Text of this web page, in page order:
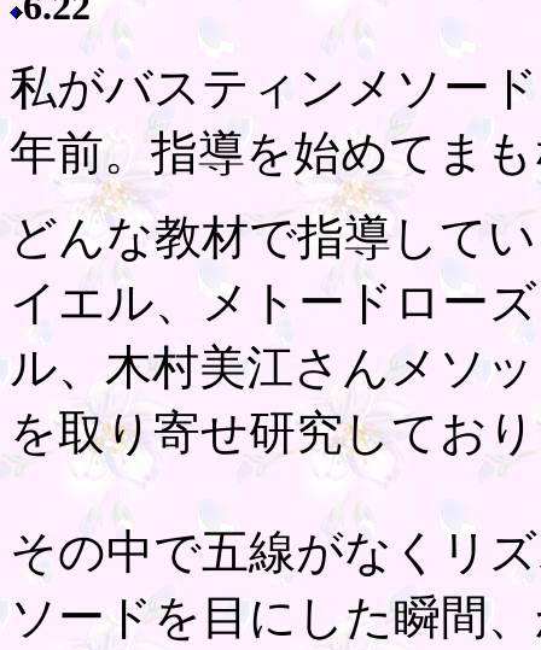
私がバスティンメソー
年前。指導を始めてま
どんな教材で指導して
イエル、メトードロー
ル、木村美江さんメソ
を取り寄せ研究してお
その中で五線がなくリ
ソードを目にした瞬間